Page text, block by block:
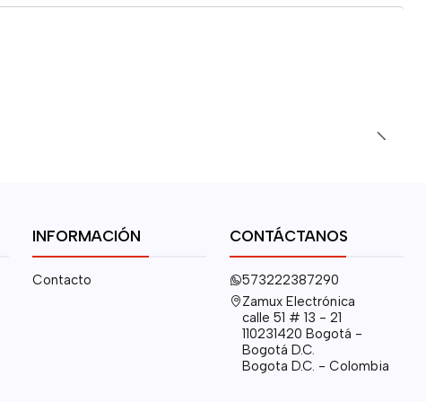
INFORMACIÓN
Contacto
CONTÁCTANOS
573222387290
Zamux Electrónica
calle 51 # 13 - 21
110231420 Bogotá -
Bogotá D.C.
Bogota D.C. - Colombia